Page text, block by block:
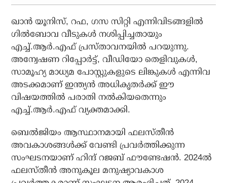
ഖാന്‍ യൂനിസ്, റഫ, ഗസ സിറ്റി എന്നിവിടങ്ങളില്‍
ഗില്‍ബോവ വീടുകള്‍ നശിപ്പിച്ചതായും
എച്ച്.ആര്‍.എഫ് പ്രസ്താവനയില്‍ പറയുന്നു.
അന്വേഷണ റിപ്പോര്‍ട്ട്, വീഡിയോ തെളിവുകള്‍,
സാമൂഹ്യ മാധ്യമ പോസ്റ്റുകളുടെ ലിങ്കുകള്‍ എന്നിവ
അടക്കമാണ് ഇന്ത്യന്‍ അധികൃതര്‍ക്ക് ഈ
വിഷയത്തില്‍ പരാതി നല്‍കിയതെന്നും
എച്ച്.ആര്‍.എഫ് വ്യക്തമാക്കി.
ബെല്‍ജിയം ആസ്ഥാനമായി ഫലസ്തീന്‍
അവകാശങ്ങള്‍ക്ക് വേണ്ടി പ്രവര്‍ത്തിക്കുന്ന
സംഘടനയാണ് ഹിന്ദ് റജബ് ഫൗണ്ടേഷന്‍. 2024ല്‍
ഫലസ്തീന്‍ അനുകൂല മനുഷ്യാവകാശ